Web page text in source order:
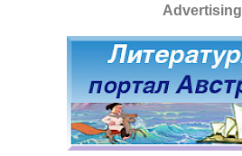
Advertising